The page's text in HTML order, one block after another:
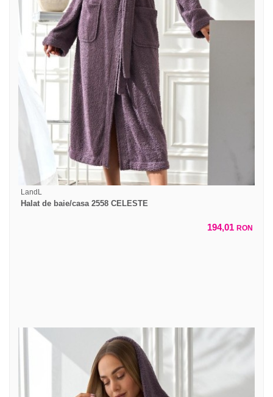
LandL
Halat de baie/casa 2558 CELESTE
194,01 RON